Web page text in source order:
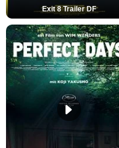
Exit 8 Trailer DF